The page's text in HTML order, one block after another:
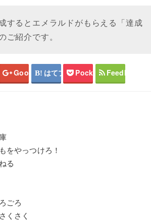
するとエメラルドがもらえる「達成
ご紹介です。
Google+ はてブ Pocket Feedly
をやっつけろ！
る
ごろ
くさく